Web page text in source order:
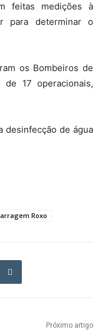
feitas medições à
para determinar o
os Bombeiros de
17 operacionais,
desinfecção de água
Roxo
Próximo artigo